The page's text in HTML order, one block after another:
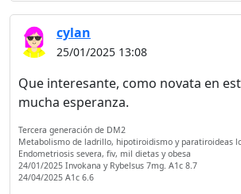
cylan
25/01/2025 13:08
Que interesante, como novata en
mucha esperanza.
Tercera generación de DM2
Metabolismo de ladrillo, hipotiroidismo y paratiroideas
Endometriosis severa, fiv, mil dietas y obesa
24/01/2025 Invokana y Rybelsus 7mg. A1c 8.7
24/04/2025 A1c 6.6